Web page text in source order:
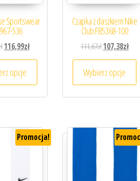
Sportswear
536
Pierwotna cena wynosiła: 121,67zł.
116,99złAktualna cena wynosi: 116,99zł.
opcje
Ten produkt ma wiele wariantów.
Czapka z daszkiem Nike
Club FB5368-100
111,67złPierwotna
107,38zł
Wybierz opcje
Promocja!